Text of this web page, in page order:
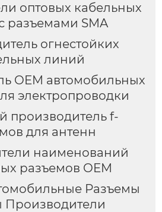
оптовых кабельных
разъемами SMA
огнестойких
линий
OEM автомобильных
электропроводки
производитель f-
для антенн
наименований
разъемов OEM
Разъемы
Производители